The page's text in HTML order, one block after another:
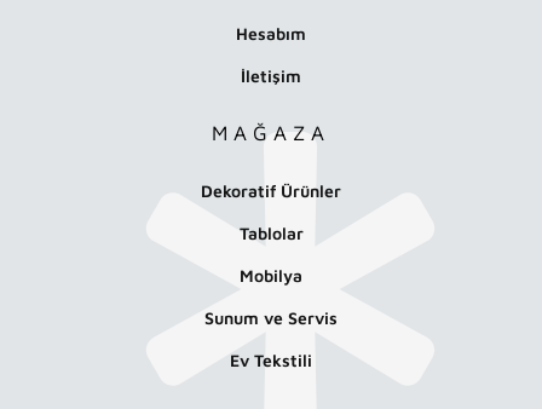
Hesabım
İletişim
MAĞAZA
Dekoratif Ürünler
Tablolar
Mobilya
Sunum ve Servis
Ev Tekstili